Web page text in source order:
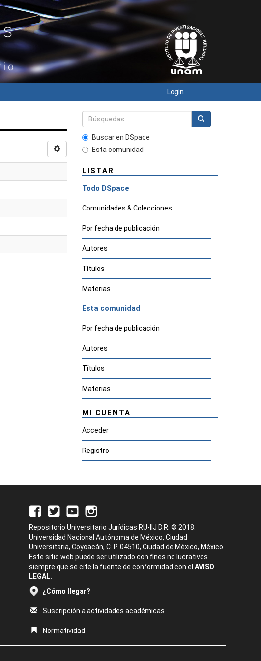
Login
Buscar en DSpace
Esta comunidad
LISTAR
Todo DSpace
Comunidades & Colecciones
Por fecha de publicación
Autores
Títulos
Materias
Esta comunidad
Por fecha de publicación
Autores
Títulos
Materias
MI CUENTA
Acceder
Registro
Repositorio Universitario Jurídicas RU-IIJ D.R. © 2018.
Universidad Nacional Autónoma de México, Ciudad
Universitaria, Coyoacán, C. P. 04510, Ciudad de México, México.
Este sitio web puede ser utilizado con fines no lucrativos
siempre que se cite la fuente de conformidad con el AVISO
LEGAL.
¿Cómo llegar?
Suscripción a actividades académicas
Normatividad